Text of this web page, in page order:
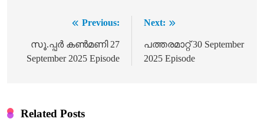
navigation
Previous:
സൂ.പ്പർ കൺമണി 27
September 2025 Episode
Next:
പത്തരമാറ്റ് 30 September
2025 Episode
Related Posts